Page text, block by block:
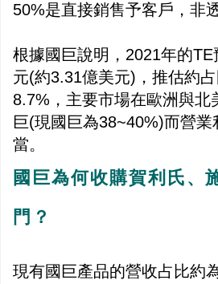
50%是直接銷售予客戶，非
根據國巨說明，2021年的
元(約3.31億美元)，推估約
8.7%，主要市場在歐洲與北
巨(現國巨為38~40%)而營業
當。
國巨為何收購賀利氏、
門？
現有國巨產品的營收占比約